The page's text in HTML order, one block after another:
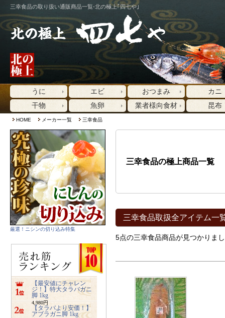
三幸食品の取り扱い通販商品一覧-北の極上｢四七や｣
うに エビ おつまみ
カニ
干物
魚卵 業者様向食材 昆布
HOME メーカー一覧 三幸食品
三幸食品の極上商品一覧
三幸食品取扱全アイテム一
5点の三幸食品商品が見つかりま
厳選！ニシンの切り込み特集
【最安値にチャレン
ジ！】特大タラバガニ
脚 1kg
4,980円
【タラバより安価！】
アブラガニ脚 1kg